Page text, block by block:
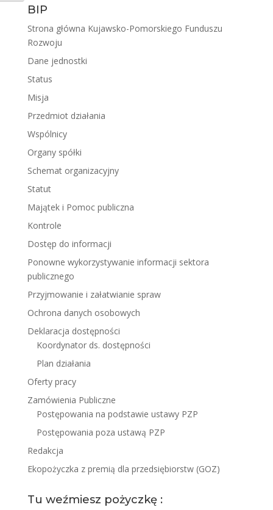
BIP
Strona główna Kujawsko-Pomorskiego Funduszu
Rozwoju
Dane jednostki
Status
Misja
Przedmiot działania
Wspólnicy
Organy spółki
Schemat organizacyjny
Statut
Majątek i Pomoc publiczna
Kontrole
Dostęp do informacji
Ponowne wykorzystywanie informacji sektora
publicznego
Przyjmowanie i załatwianie spraw
Ochrona danych osobowych
Deklaracja dostępności
Koordynator ds. dostępności
Plan działania
Oferty pracy
Zamówienia Publiczne
Postępowania na podstawie ustawy PZP
Postępowania poza ustawą PZP
Redakcja
Ekopożyczka z premią dla przedsiębiorstw (GOZ)
Tu weźmiesz pożyczkę :